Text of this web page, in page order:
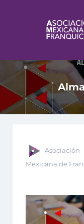
Asociación
Mexicana de